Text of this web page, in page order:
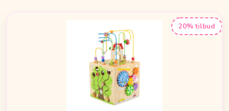
20% tilbud